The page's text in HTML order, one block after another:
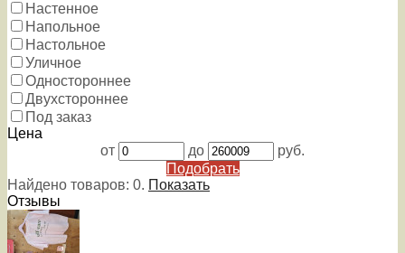
Настенное
Напольное
Настольное
Уличное
Одностороннее
Двухстороннее
Под заказ
Цена
от
до
руб.
Подобрать
Найдено товаров: 0. Показать
Отзывы